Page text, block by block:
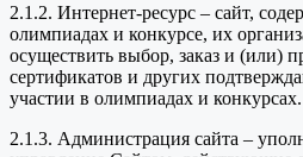
2.1.2. Интернет-ресурс – сайт,
олимпиадах и конкурсе, их
осуществить выбор, заказ и (или)
сертификатов и других
участии в олимпиадах и конкурсах.
2.1.3. Администрация сайта –